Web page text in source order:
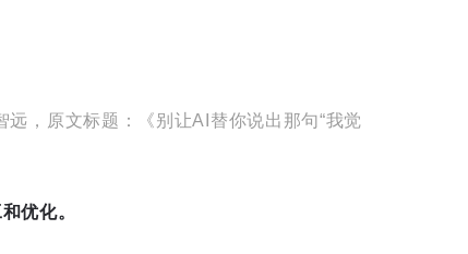
远，原文标题：《别让AI替你说出那句“我觉
优化。